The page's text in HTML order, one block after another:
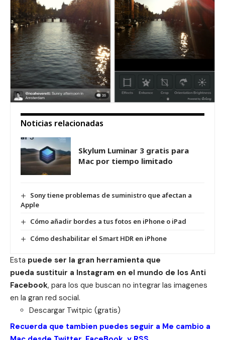
Noticias relacionadas
Skylum Luminar 3 gratis para
Mac por tiempo limitado
Sony tiene problemas de suministro que afectan a
Apple
Cómo añadir bordes a tus fotos en iPhone o iPad
Cómo deshabilitar el Smart HDR en iPhone
Esta puede ser la gran herramienta que
pueda sustituir a Instagram en el mundo de los Anti
Facebook, para los que buscan no integrar las imagenes
en la gran red social.
Descargar Twitpic (gratis)
Recuerda que tambien puedes seguir a Me cambio a